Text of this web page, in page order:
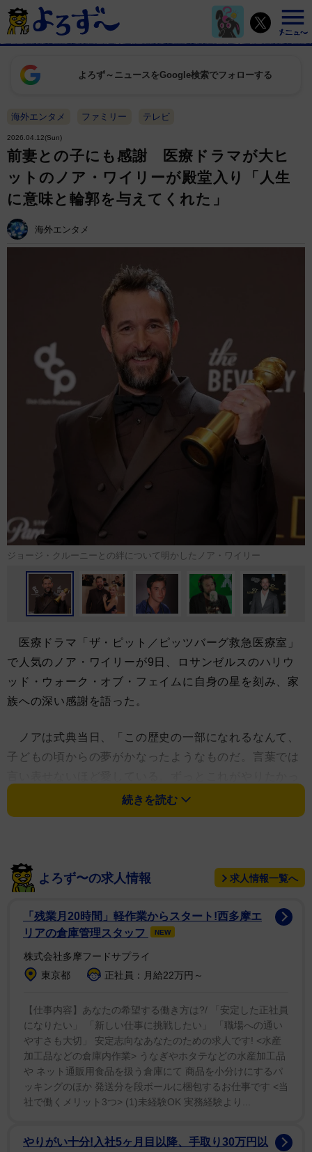
よろず～ニュースをGoogle検索でフォローする
海外エンタメ ファミリー テレビ
2026.04.12(Sun)
前妻との子にも感謝 医療ドラマが大ヒ
ットのノア・ワイリーが殿堂入り「人生
に意味と輪郭を与えてくれた」
海外エンタメ
ジョージ・クルーニーとの絆について明かしたノア・ワイリー
医療ドラマ「ザ・ピット／ピッツバーグ救急医療室」
で人気のノア・ワイリーが9日、ロサンゼルスのハリウ
ッド・ウォーク・オブ・フェイムに自身の星を刻み、家
族への深い感謝を語った。
ノアは式典当日、「この歴史の一部になれるなんて、
子どもの頃からの夢がかなったようなものだ。言葉では
たんだ」と心境を語った。
まれた息子オーウェン(23)、娘オーデン(20)に向け、こ
う続けた。「妻のサラ、そして3人の素晴らしい子ども
たち、オーウェン、オーデン、フランシス。君たちは僕
の北であり、南であり、東であり、西だ。僕が毎朝起き
る理由であり、もっと頑張ろうと思わせてくれる存在。
創造力の源で、僕の人生に意味と輪郭を与えてくれた」
式典を前にノアは、幼少期をロサンゼルスで過ごし、
子供の頃にウォーク・オブ・フェイムを何度も歩きなが
ら、刻まれた名前を暗記していたことも明かしている。
バラエティ誌に対し、「一時期は目を閉じたまま何ブロ
ック分もの名前を言えた。あの名前を見て、もっと知り
たくなって伝記を読んだんだ」と振り返り、「時代がか
っている。
続きを読む
よろず〜の求人情報 求人情報一覧へ
「残業月20時間」軽作業からスタート!西多摩エ
リアの倉庫管理スタッフ
NEW
株式会社多摩フードサプライ
東京都
正社員：月給22万円～
【仕事内容】あなたの希望する働き方は?/ 「安定した正社員
になりたい」 「新しい仕事に挑戦したい」 「職場への通い
やすさも大切」 安定志向なあなたのための求人です! <水産
加工品などの倉庫内作業> うなぎやホタテなどの水産加工品
や ネット通販用食品を扱う倉庫にて 商品を小分けにするパ
ッキングのほか 発送分を段ボールに梱包するお仕事です <当
社で働くメリット3つ> (1)未経験OK 実務経験より...
やりがい十分!入社5ヶ月目以降、手取り30万円以